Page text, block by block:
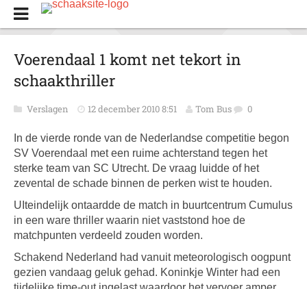
Voerendaal 1 komt net tekort in
schaakthriller
Verslagen 12 december 2010 8:51 Tom Bus 0
In de vierde ronde van de Nederlandse competitie begon
SV Voerendaal met een ruime achterstand tegen het
sterke team van SC Utrecht. De vraag luidde of het
zevental de schade binnen de perken wist te houden.
UIteindelijk ontaardde de match in buurtcentrum Cumulus
in een ware thriller waarin niet vaststond hoe de
matchpunten verdeeld zouden worden.
Schakend Nederland had vanuit meteorologisch oogpunt
gezien vandaag geluk gehad. Koninkje Winter had een